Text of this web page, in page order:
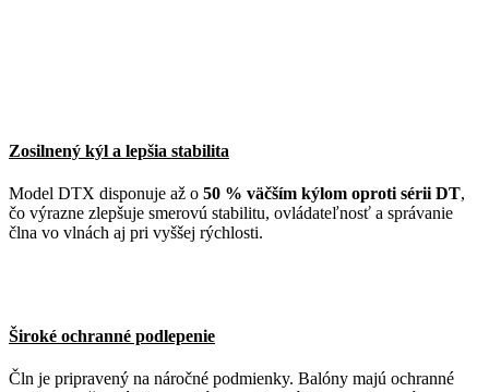
Zosilnený kýl a lepšia stabilita
Model DTX disponuje až o 50 % väčším kýlom oproti sérii DT,
čo výrazne zlepšuje smerovú stabilitu, ovládateľnosť a správanie
člna vo vlnách aj pri vyššej rýchlosti.
Široké ochranné podlepenie
Čln je pripravený na náročné podmienky. Balóny majú ochranné